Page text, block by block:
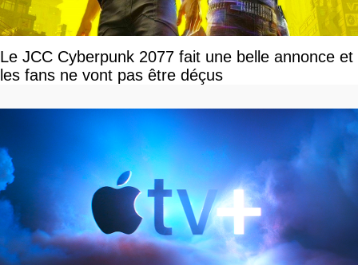
Le JCC Cyberpunk 2077 fait une belle annonce et
les fans ne vont pas être déçus